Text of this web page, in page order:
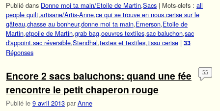
Publié dans Donne moi ta main/Etoile de Martin,Sacs | Mots-clefs : all
people quilt,artisane/Artis-Anne,ce qui se trouve en nous,cerise sur le
gâteau,chasse au bonheur,donne moi ta main,Emerson,Etoile de
Martin,etpoile de Martin,grab bag,oeuvres textiles,sac baluchon,sac
d'appoint,sac réversible,Stendhal,textes et textiles,tissu cerise | 33
Réponses
Encore 2 sacs baluchons: quand une fée
rencontre le petit chaperon rouge
Publié le 9 avril 2013 par Anne
55